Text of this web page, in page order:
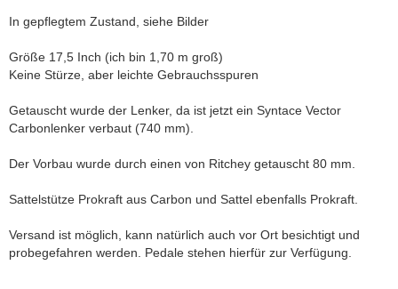
In gepflegtem Zustand, siehe Bilder
Größe 17,5 Inch (ich bin 1,70 m groß)
Keine Stürze, aber leichte Gebrauchsspuren
Getauscht wurde der Lenker, da ist jetzt ein Syntace Vector
Carbonlenker verbaut (740 mm).
Der Vorbau wurde durch einen von Ritchey getauscht 80 mm.
Sattelstütze Prokraft aus Carbon und Sattel ebenfalls Prokraft.
Versand ist möglich, kann natürlich auch vor Ort besichtigt und
probegefahren werden. Pedale stehen hierfür zur Verfügung.